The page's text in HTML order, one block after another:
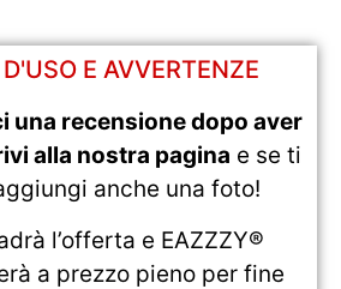
E AVVERTENZE
una recensione dopo aver
alla nostra pagina e se ti
anche una foto!
l’offerta e EAZZZY®
a prezzo pieno per fine